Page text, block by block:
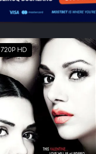
720P HD